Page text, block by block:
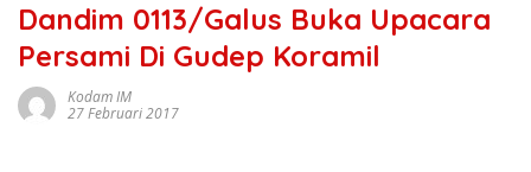
Dandim 0113/Galus Buka Upacara
Persami Di Gudep Koramil
Kodam IM
27 Februari 2017